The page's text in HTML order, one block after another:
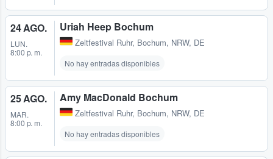
24 AGO.
LUN.
8:00 p. m.
Uriah Heep Bochum
Zeltfestival Ruhr, Bochum, NRW, DE
No hay entradas disponibles
25 AGO.
MAR.
8:00 p. m.
Amy MacDonald Bochum
Zeltfestival Ruhr, Bochum, NRW, DE
No hay entradas disponibles